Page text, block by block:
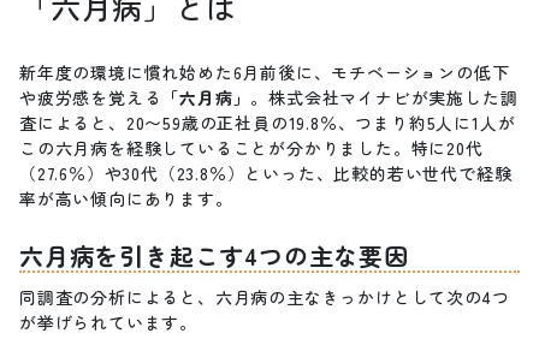
新年度の環境に慣れ始めた6月前後に、モチベーションの低下
や疲労感を覚える 「六月病」 。株式会社マイナビが実施した調
査によると、20〜59歳の正社員の19.8％、つまり約5人に1人が
この六月病を経験していることが分かりました。特に20代
（27.6％）や30代（23.8％）といった、比較的若い世代で経験
率が高い傾向にあります。
六月病を引き起こす4つの主な要因
同調査の分析によると、六月病の主なきっかけとして次の4つ
が挙げられています。